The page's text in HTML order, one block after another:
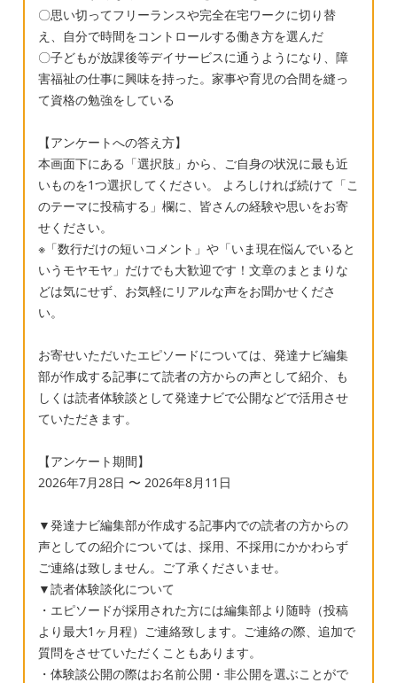
〇思い切ってフリーランスや完全在宅ワークに切り替
え、自分で時間をコントロールする働き方を選んだ
〇子どもが放課後等デイサービスに通うようになり、障
害福祉の仕事に興味を持った。家事や育児の合間を縫っ
て資格の勉強をしている
【アンケートへの答え方】
本画面下にある「選択肢」から、ご自身の状況に最も近
いものを1つ選択してください。 よろしければ続けて「こ
のテーマに投稿する」欄に、皆さんの経験や思いをお寄
せください。
※「数行だけの短いコメント」や「いま現在悩んでいると
いうモヤモヤ」だけでも大歓迎です！文章のまとまりな
どは気にせず、お気軽にリアルな声をお聞かせくださ
い。
お寄せいただいたエピソードについては、発達ナビ編集
部が作成する記事にて読者の方からの声として紹介、も
しくは読者体験談として発達ナビで公開などで活用させ
ていただきます。
【アンケート期間】
2026年7月28日 〜 2026年8月11日
▼発達ナビ編集部が作成する記事内での読者の方からの
声としての紹介については、採用、不採用にかかわらず
ご連絡は致しません。ご了承くださいませ。
▼読者体験談化について
・エピソードが採用された方には編集部より随時（投稿
より最大1ヶ月程）ご連絡致します。ご連絡の際、追加で
質問をさせていただくこともあります。
・体験談公開の際はお名前公開・非公開を選ぶことがで